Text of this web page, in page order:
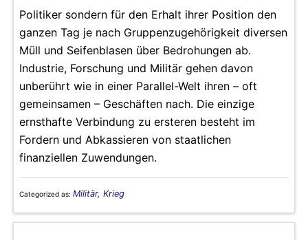
Politiker sondern für den Erhalt ihrer Position den
ganzen Tag je nach Gruppenzugehörigkeit diversen
Müll und Seifenblasen über Bedrohungen ab.
Industrie, Forschung und Militär gehen davon
unberührt wie in einer Parallel-Welt ihren – oft
gemeinsamen – Geschäften nach. Die einzige
ernsthafte Verbindung zu ersteren besteht im
Fordern und Abkassieren von staatlichen
finanziellen Zuwendungen.
Categorized as: Militär, Krieg